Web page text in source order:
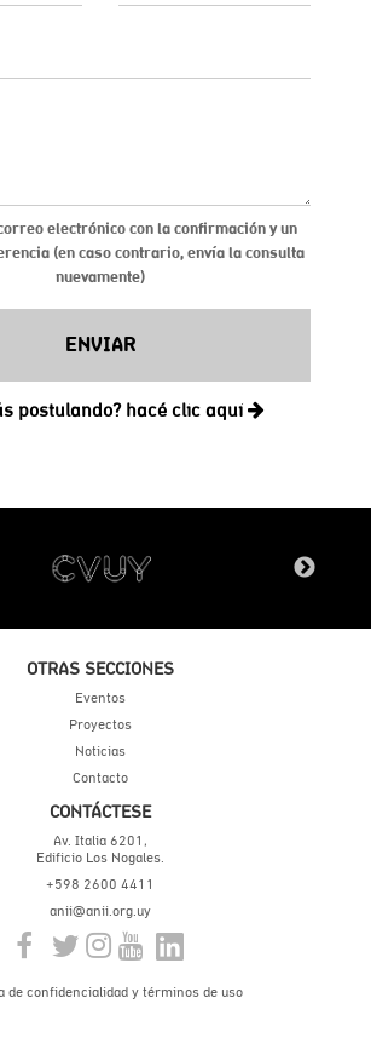
OTRAS SECCIONES
Eventos
Proyectos
Noticias
Contacto
CONTÁCTESE
Av. Italia 6201,
Edificio Los Nogales.
+598 2600 4411
anii@anii.org.uy
de confidencialidad y términos de uso